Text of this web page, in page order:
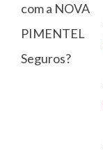
com a NOVA
PIMENTEL
Seguros?